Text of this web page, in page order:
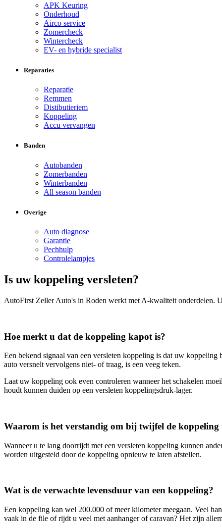
APK Keuring
Onderhoud
Airco service
Zomercheck
Wintercheck
EV- en hybride specialist
Reparaties
Reparatie
Remmen
Distibutieriem
Koppeling
Accu vervangen
Banden
Autobanden
Zomerbanden
Winterbanden
All season banden
Overige
Auto diagnose
Garantie
Pechhulp
Controlelampjes
Is uw koppeling versleten?
AutoFirst Zeller Auto's in Roden werkt met A-kwaliteit onderdelen.
Hoe merkt u dat de koppeling kapot is?
Een bekend signaal van een versleten koppeling is dat uw
auto versnelt vervolgens niet- of traag, is een veeg teken.
Laat uw koppeling ook even controleren wanneer het schakelen
houdt kunnen duiden op een versleten koppelingsdruk-lager.
Waarom is het verstandig om bij twijfel de koppeling
Wanneer u te lang doorrijdt met een versleten koppeling kunnen
worden uitgesteld door de koppeling opnieuw te laten afstellen.
Wat is de verwachte levensduur van een koppeling?
Een koppeling kan wel 200.000 of meer kilometer meegaan. Veel
vaak in de file of rijdt u veel met aanhanger of caravan? Het zijn